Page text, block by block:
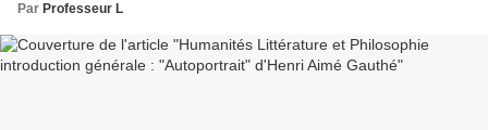
Par Professeur L